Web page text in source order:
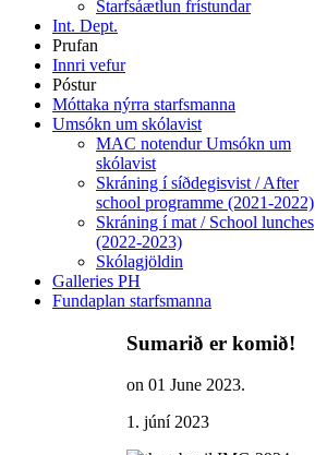
Starfsáætlun frístundar
Int. Dept.
Prufan
Innri vefur
Póstur
Móttaka nýrra starfsmanna
Umsókn um skólavist
MAC notendur Umsókn um
skólavist
Skráning í síðdegisvist / After
school programme (2021-2022)
Skráning í mat / School lunches
(2022-2023)
Skólagjöldin
Galleries PH
Fundaplan starfsmanna
Sumarið er komið!
on 01 June 2023.
1. júní 2023